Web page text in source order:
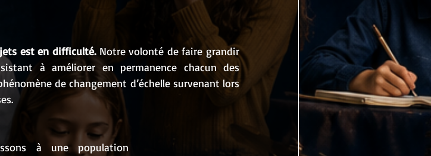
est en difficulté. Notre volonté de faire grandir
à améliorer en permanence chacun des
de changement d’échelle survenant lors
à une population